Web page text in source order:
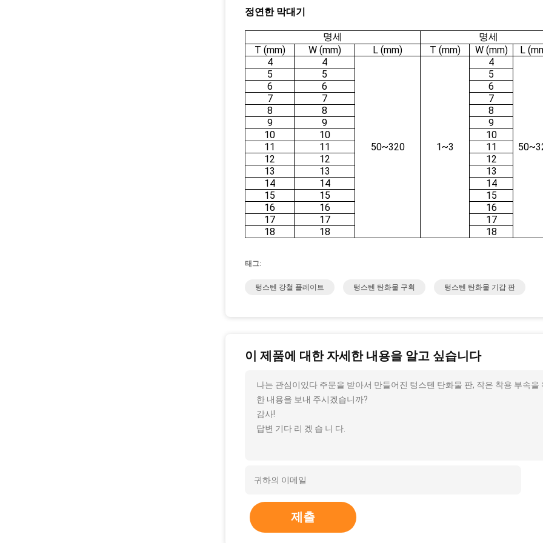
정연한 막대기
명세
명세
T (mm)
W (mm) L (mm) T (mm) W (mm)
L
4
4
50~320 1~3
4
5 5
5
6
6
6
7
7
7
8
8
8
9
9
9
10
10
10
11
11
11
12
12
12
13
13
13
14
14
14
15
15
15
16
16
16
17
17
17
18
18 18
태그:
텅스텐 강철 플레이트 텅스텐 탄화물 구획 텅스텐 탄화물 기갑 판
이 제품에 대한 자세한 내용을 알고 싶습니다
나는 관심이있다 주문을 받아서 만들어진 텅스텐 탄화물 판, 작은 착용 부속
한 내용을 보내 주시겠습니까?
감사!
답변 기다 리 겠 습 니 다.
제출